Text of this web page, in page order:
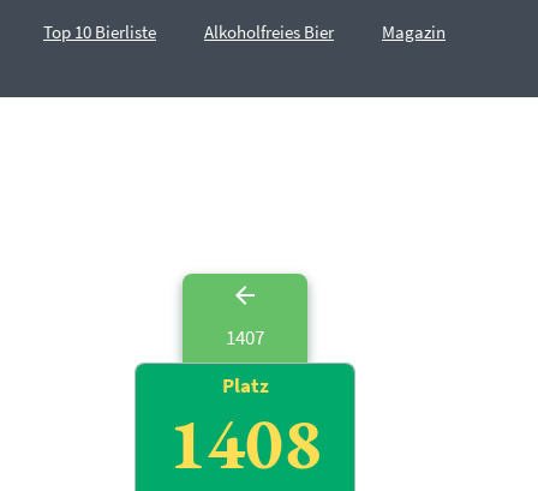
Top 10 Bierliste Alkoholfreies Bier Magazin
1407
Platz
1408